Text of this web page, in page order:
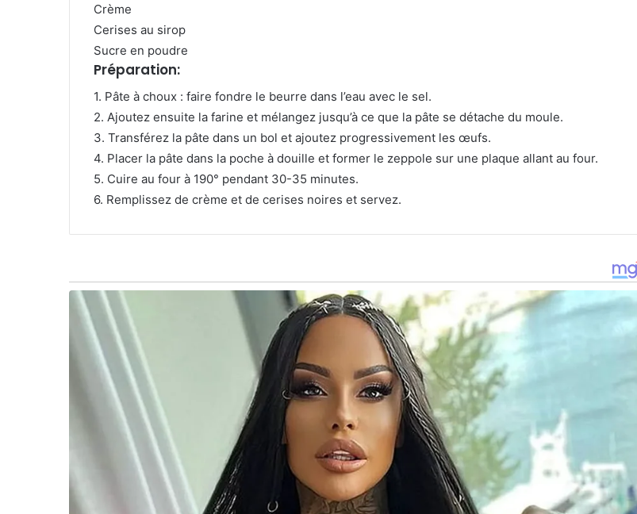
Crème
Cerises au sirop
Sucre en poudre
Préparation:
1. Pâte à choux : faire fondre le beurre dans l’eau avec le sel.
2. Ajoutez ensuite la farine et mélangez jusqu’à ce que la pâte se détache du moule.
3. Transférez la pâte dans un bol et ajoutez progressivement les œufs.
4. Placer la pâte dans la poche à douille et former le zeppole sur une plaque allant au four.
5. Cuire au four à 190° pendant 30-35 minutes.
6. Remplissez de crème et de cerises noires et servez.